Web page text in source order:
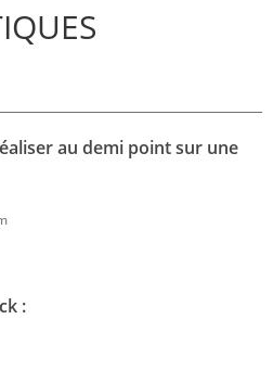
au demi point sur une
: